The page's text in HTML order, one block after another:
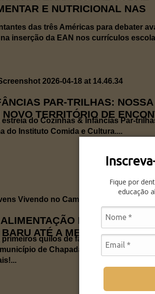
Fique por
educação
E NUTRICIONAL NAS
das três Américas para debater
inserção da EAN nos currículos
PAR-TRILHAS: NOSSA
TERRITÓRIO DE
estreia do Cozinhas & Infâncias Par-
do Instituto Comida e Cultura....
ESCOLAR: A
ATÉ A MESA DAS
primeiros quilos de farinha de baru
de Chapada dos Guimarães, no